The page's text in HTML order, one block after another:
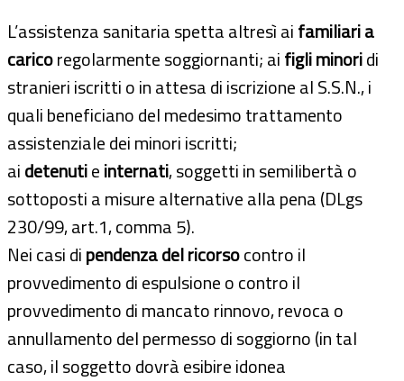
L’assistenza sanitaria spetta altresì aifamiliari a
caricoregolarmente soggiornanti; aifigli minoridi
stranieri iscritti o in attesa di iscrizione al S.S.N., i
quali beneficiano del medesimo trattamento
assistenziale dei minori iscritti;
aidetenutieinternati, soggetti in semilibertà o
sottoposti a misure alternative alla pena (DLgs
230/99, art.1, comma 5).
Nei casi dipendenza del ricorsocontro il
provvedimento di espulsione o contro il
provvedimento di mancato rinnovo, revoca o
annullamento del permesso di soggiorno (in tal
caso, il soggetto dovrà esibire idonea